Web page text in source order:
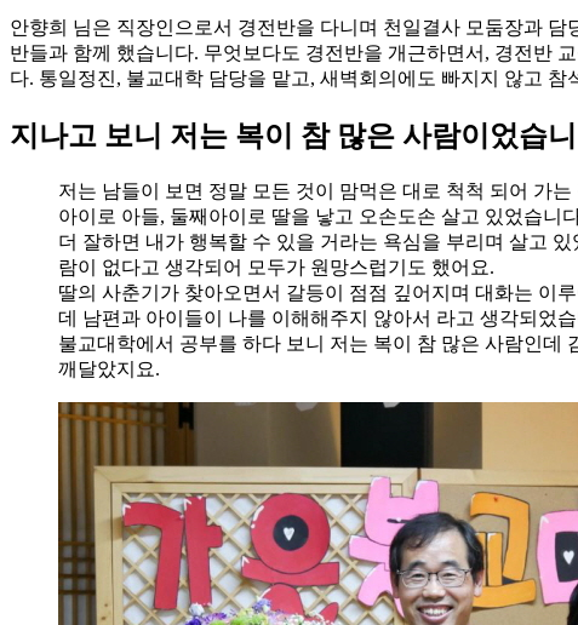
안향희 님은 직장인으로서 경전반을 다니며 천일결사 모둠장과
반들과 함께 했습니다. 무엇보다도 경전반을 개근하면서, 경전반
다. 통일정진, 불교대학 담당을 맡고, 새벽회의에도 빠지지 않고
지나고 보니 저는 복이 참 많은 사람이었습
저는 남들이 보면 정말 모든 것이 맘먹은 대로 척척 되어 가
아이로 아들, 둘째아이로 딸을 낳고 오손도손 살고 있었습니
더 잘하면 내가 행복할 수 있을 거라는 욕심을 부리며 살고
람이 없다고 생각되어 모두가 원망스럽기도 했어요.
딸의 사춘기가 찾아오면서 갈등이 점점 깊어지며 대화는 이
데 남편과 아이들이 나를 이해해주지 않아서 라고 생각되었
불교대학에서 공부를 하다 보니 저는 복이 참 많은 사람인
깨달았지요.